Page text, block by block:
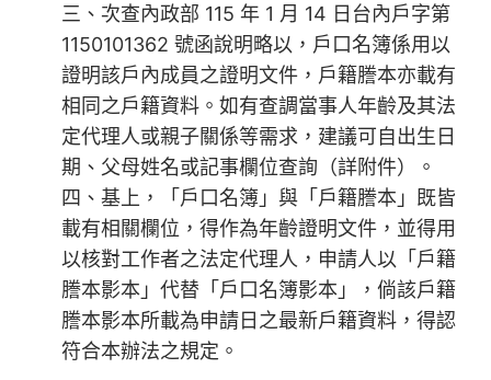
三、次查內政部 115 年 1 月 14 日台內戶字第
1150101362 號函說明略以，戶口名簿係用以
證明該戶內成員之證明文件，戶籍謄本亦載有
相同之戶籍資料。如有查調當事人年齡及其法
定代理人或親子關係等需求，建議可自出生日
期、父母姓名或記事欄位查詢（詳附件）。
四、基上，「戶口名簿」與「戶籍謄本」既皆
載有相關欄位，得作為年齡證明文件，並得用
以核對工作者之法定代理人，申請人以「戶籍
謄本影本」代替「戶口名簿影本」，倘該戶籍
謄本影本所載為申請日之最新戶籍資料，得認
符合本辦法之規定。